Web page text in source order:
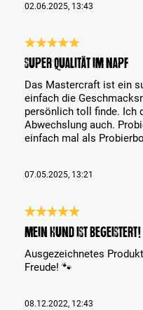
02.06.2025, 13:43
Reseña con calificación
Super Qualität im Napf
Das Mastercraft ist ein
einfach die
persönlich toll finde. Ich
Abwechslung auch.
einfach mal als
07.05.2025, 13:21
Reseña con calificación
Mein Hund ist begeistert!
Ausgezeichnetes
Freude! 🐾
08.12.2022, 12:43